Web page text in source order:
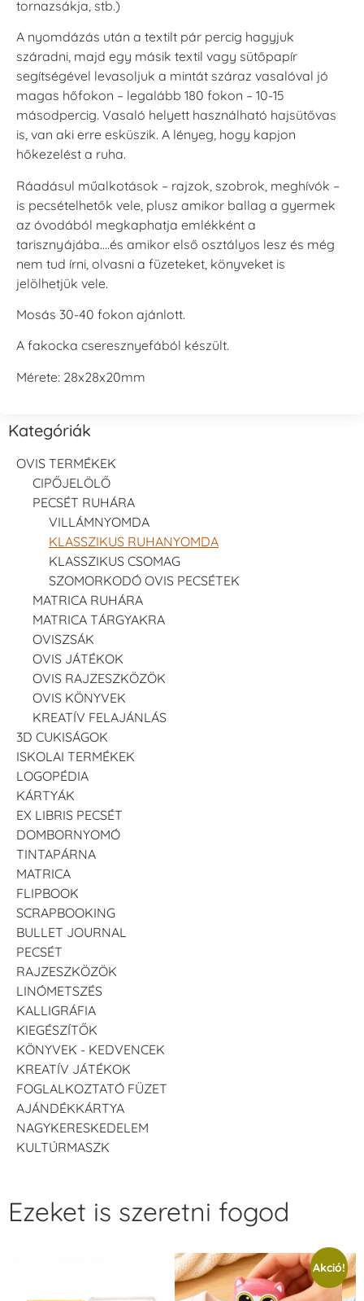
tornazsákja, stb.)
A nyomdázás után a textilt pár percig hagyjuk
száradni, majd egy másik textil vagy sütőpapír
segítségével levasoljuk a mintát száraz vasalóval jó
magas hőfokon – legalább 180 fokon – 10-15
másodpercig. Vasaló helyett használható hajsütővas
is, van aki erre esküszik. A lényeg, hogy kapjon
hőkezelést a ruha.
Ráadásul műalkotások – rajzok, szobrok, meghívók –
is pecsételhetők vele, plusz amikor ballag a gyermek
az óvodából megkaphatja emlékként a
tarisznyájába….és amikor első osztályos lesz és még
nem tud írni, olvasni a füzeteket, könyveket is
jelölhetjük vele.
Mosás 30-40 fokon ajánlott.
A fakocka cseresznyefából készült.
Mérete: 28x28x20mm
Kategóriák
OVIS TERMÉKEK
CIPŐJELÖLŐ
PECSÉT RUHÁRA
VILLÁMNYOMDA
KLASSZIKUS RUHANYOMDA
KLASSZIKUS CSOMAG
SZOMORKODÓ OVIS PECSÉTEK
MATRICA RUHÁRA
MATRICA TÁRGYAKRA
OVISZSÁK
OVIS JÁTÉKOK
OVIS RAJZESZKÖZÖK
OVIS KÖNYVEK
KREATÍV FELAJÁNLÁS
3D CUKISÁGOK
ISKOLAI TERMÉKEK
LOGOPÉDIA
KÁRTYÁK
EX LIBRIS PECSÉT
DOMBORNYOMÓ
TINTAPÁRNA
MATRICA
FLIPBOOK
SCRAPBOOKING
BULLET JOURNAL
PECSÉT
RAJZESZKÖZÖK
LINÓMETSZÉS
KALLIGRÁFIA
KIEGÉSZÍTŐK
KÖNYVEK - KEDVENCEK
KREATÍV JÁTÉKOK
FOGLALKOZTATÓ FÜZET
AJÁNDÉKKÁRTYA
NAGYKERESKEDELEM
KULTÚRMASZK
Ezeket is szeretni fogod
Akció!